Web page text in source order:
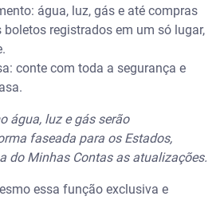
água, luz, gás e até compras
registrados em um só lugar,
conte com toda a segurança e
água, luz e gás serão
faseada para os Estados,
do Minhas Contas as atualizações.
essa função exclusiva e